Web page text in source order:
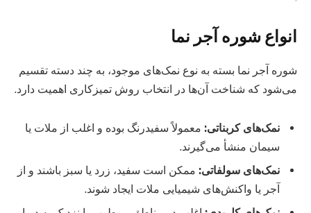
انواع شوره آجر نما
شوره آجر نما بسته به نوع نمک‌های موجود، به چند دسته تقسیم
می‌شود که شناخت آن‌ها در انتخاب روش تمیزکاری اهمیت دارد.
نمک‌های کربناتی: معمولاً سفیدرنگ بوده و اغلب از ملات یا
سیمان منشأ می‌گیرند.
نمک‌های سولفاتی: ممکن است سفید، زرد یا سبز باشند و از
آجر یا واکنش‌های شیمیایی ملات ایجاد شوند.